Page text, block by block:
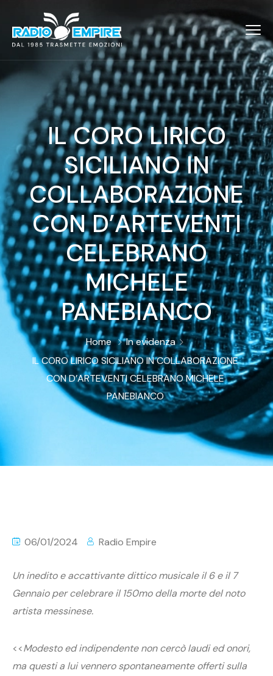
IL CORO LIRICO
SICILIANO IN
COLLABORAZIONE
CON D’ARTEVENTI
CELEBRANO
MICHELE
PANEBIANCO
Home
In evidenza
IL CORO LIRICO SICILIANO IN COLLABORAZIONE
CON D’ARTEVENTI CELEBRANO MICHELE
PANEBIANCO
06/01/2024 Radio Empire
Un inedito e accattivante dittico musicale il 6 e il 7
Gennaio per celebrare il 150mo della morte del noto
artista messinese.
<<Modesto ed indipendente non cercò laudi ed onori,
ma questi a lui vennero spontaneamente offerti sulla